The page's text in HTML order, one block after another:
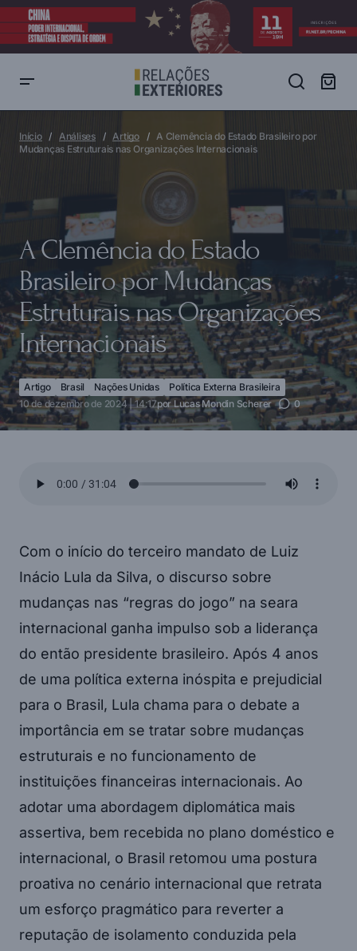
Organizações Internacionais
Início Análises Artigo
A Clemência do Estado Brasileiro por
Mudanças Estruturais nas Organizações Internacionais
A Clemência do Estado
Brasileiro por Mudanças
Estruturais nas Organizações
Internacionais
Artigo Brasil Nações Unidas
Política Externa Brasileira
10 de dezembro de 2024 | 14:17porLucas Mondin Scherer 0
Com o início do terceiro mandato de Luiz
Inácio Lula da Silva, o discurso sobre
mudanças nas “regras do jogo” na seara
internacional ganha impulso sob a liderança
do então presidente brasileiro. Após 4 anos
de uma política externa inóspita e prejudicial
para o Brasil, Lula chama para o debate a
importância em se tratar sobre mudanças
estruturais e no funcionamento de
instituições financeiras internacionais. Ao
adotar uma abordagem diplomática mais
assertiva, bem recebida no plano doméstico e
internacional, o Brasil retomou uma postura
proativa no cenário internacional que retrata
um esforço pragmático para reverter a
reputação de isolamento conduzida pela